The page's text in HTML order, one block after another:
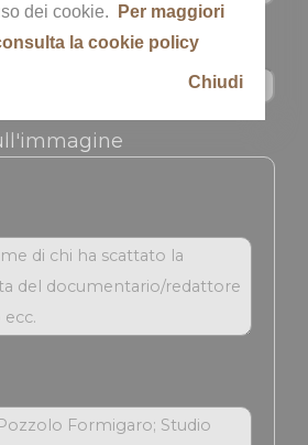
dei cookie.
Per maggiori
la cookie policy
Chiudi